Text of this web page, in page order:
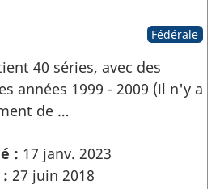
Fédérale
40 séries, avec des
années 1999 - 2009 (il n'y a
de …
: 17 janv. 2023
27 juin 2018